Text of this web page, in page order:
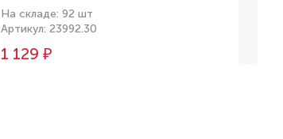
На складе: 92 шт
Артикул: 23992.30
1 129 ₽